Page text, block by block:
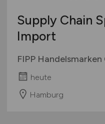
Supply Chain
Import
FIPP
heute
Hamburg